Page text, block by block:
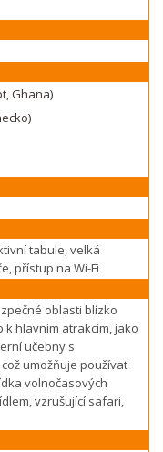
Ghana)
tabule, velká
přístup na Wi-Fi
oblasti blízko
k hlavním atrakcím, jako
učebny s
umožňuje používat
volnočasových
vzrušující safari,